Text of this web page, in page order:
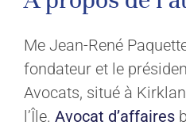
Me Jean-René
fondateur et le
Avocats, situé à
l’Île. Avocat d’affaires